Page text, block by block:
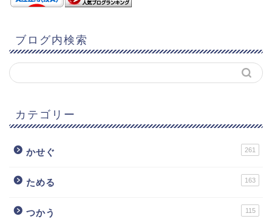
ブログ内検索
カテゴリー
かせぐ 261
ためる 163
つかう 115